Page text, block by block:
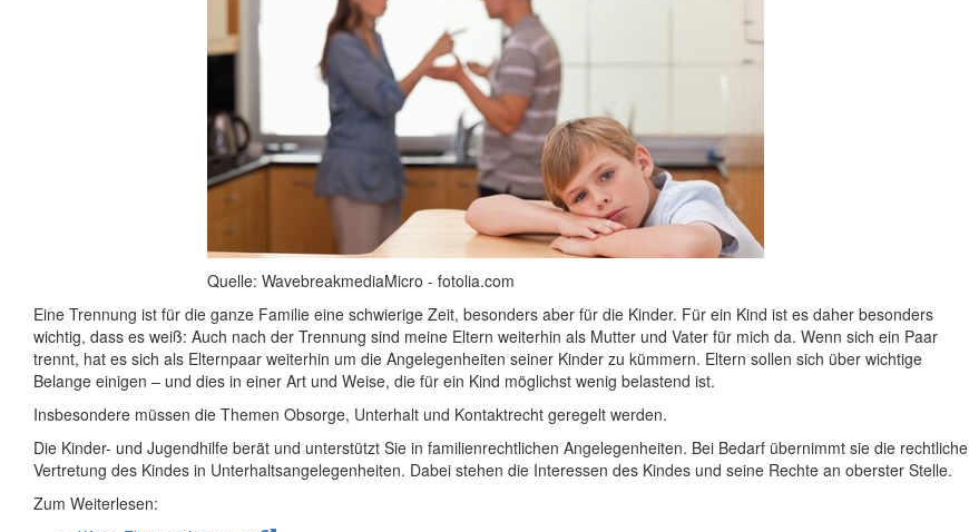
Quelle: WavebreakmediaMicro - fotolia.com
Eine Trennung ist für die ganze Familie eine schwierige Zeit, besonders aber für die Kinder. Für ein Kind ist es daher besonders
wichtig, dass es weiß: Auch nach der Trennung sind meine Eltern weiterhin als Mutter und Vater für mich da. Wenn sich ein Paar
trennt, hat es sich als Elternpaar weiterhin um die Angelegenheiten seiner Kinder zu kümmern. Eltern sollen sich über wichtige
Belange einigen – und dies in einer Art und Weise, die für ein Kind möglichst wenig belastend ist.
Insbesondere müssen die Themen Obsorge, Unterhalt und Kontaktrecht geregelt werden.
Die Kinder- und Jugendhilfe berät und unterstützt Sie in familienrechtlichen Angelegenheiten. Bei Bedarf übernimmt sie die rechtliche
Vertretung des Kindes in Unterhaltsangelegenheiten. Dabei stehen die Interessen des Kindes und seine Rechte an oberster Stelle.
Zum Weiterlesen: